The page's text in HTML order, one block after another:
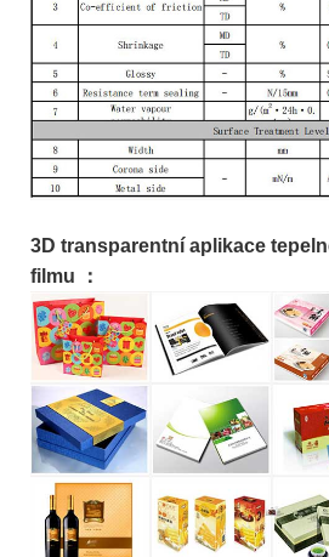
3D transparentní aplikace
filmu ：